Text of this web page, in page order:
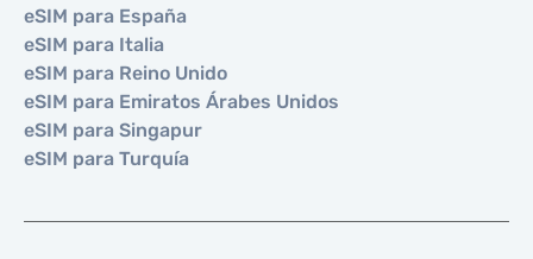
eSIM para España
eSIM para Italia
eSIM para Reino Unido
eSIM para Emiratos Árabes Unidos
eSIM para Singapur
eSIM para Turquía